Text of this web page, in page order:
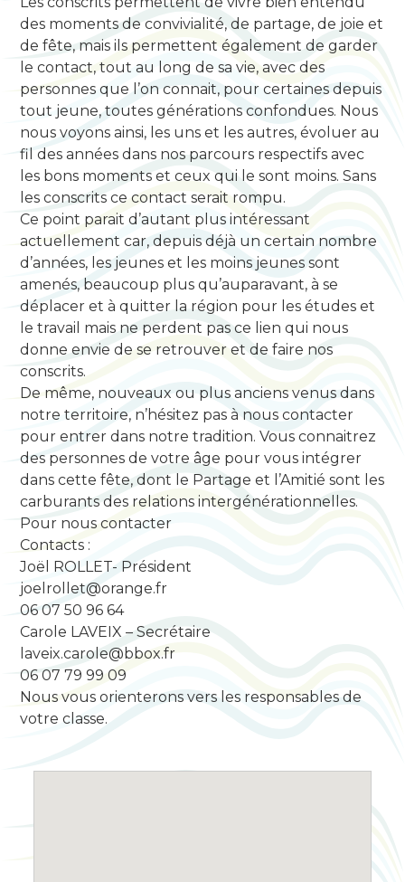
des moments de convivialité, de partage, de joie et
de fête, mais ils permettent également de garder
le contact, tout au long de sa vie, avec des
personnes que l’on connait, pour certaines depuis
tout jeune, toutes générations confondues. Nous
nous voyons ainsi, les uns et les autres, évoluer au
fil des années dans nos parcours respectifs avec
les bons moments et ceux qui le sont moins. Sans
les conscrits ce contact serait rompu.
Ce point parait d’autant plus intéressant
actuellement car, depuis déjà un certain nombre
d’années, les jeunes et les moins jeunes sont
amenés, beaucoup plus qu’auparavant, à se
déplacer et à quitter la région pour les études et
le travail mais ne perdent pas ce lien qui nous
donne envie de se retrouver et de faire nos
conscrits.
De même, nouveaux ou plus anciens venus dans
notre territoire, n’hésitez pas à nous contacter
pour entrer dans notre tradition. Vous connaitrez
des personnes de votre âge pour vous intégrer
dans cette fête, dont le Partage et l’Amitié sont les
carburants des relations intergénérationnelles.
Pour nous contacter
Contacts :
Joël ROLLET- Président
joelrollet@orange.fr
06 07 50 96 64
Carole LAVEIX – Secrétaire
laveix.carole@bbox.fr
06 07 79 99 09
Nous vous orienterons vers les responsables de
votre classe.